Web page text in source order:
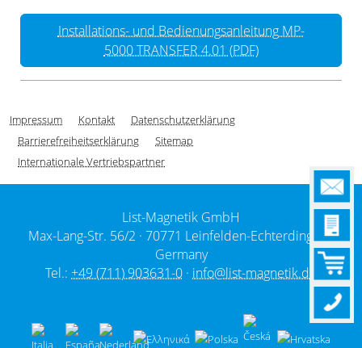
Installations- und Bedienungsanleitung MP-
5000 TRANSFER 4.01 (PDF)
Impressum Kontakt
Datenschutzerklärung
Barrierefreiheitserklärung
Sitemap
Internationale Vertriebspartner
List-Magnetik GmbH
Max-Lang-Str. 56/2 · 70771 Leinfelden-Echterdingen /
Germany
Tel.: +49 (711) 903631-0 · info@list-magnetik.de